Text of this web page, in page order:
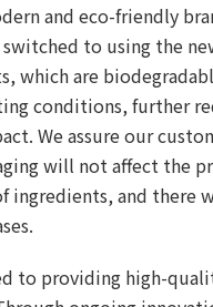
and eco-friendly
to using the
which are
conditions, further
We assure our
will not affect the
ingredients, and there
to providing high-